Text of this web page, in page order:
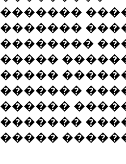
�������
�������
��������
�����
�����
�������
������
�������
�����